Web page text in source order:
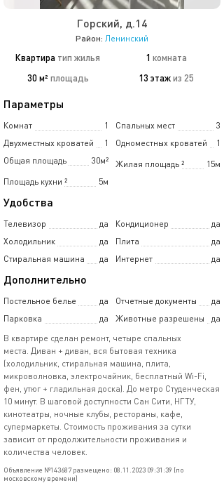
Горский, д.14
Район: Ленинский
Квартира тип жилья 1 комната
30 м² площадь 13 этажиз 25
Параметры
Комнат 1 Спальных мест
3
Двухместных кроватей
1 Одноместных кроватей
1
Общая площадь
30м² Жилая площадь 15м
²
Площадь кухни
5м
²
Удобства
Телевизор да Кондиционер
да
Холодильник
да Плита
да
Стиральная машина
да Интернет да
Дополнительно
Постельное белье да Отчетные документы
да
Парковка
да Животные разрешены
да
В квартире сделан ремонт, четыре спальных
места. Диван + диван, вся бытовая техника
(холодильник, стиральная машина, плита,
микроволновка, электрочайник, бесплатный Wi-Fi,
фен, утюг + гладильная доска). До метро Студенческая
10 минут. В шаговой доступности Сан Сити, НГТУ,
кинотеатры, ночные клубы, рестораны, кафе,
супермаркеты. Стоимость проживания за сутки
зависит от продолжительности проживания и
количества человек.
Объявление №143687 размещено: 08.11.2023 09:31:39 (по
московскому времени)